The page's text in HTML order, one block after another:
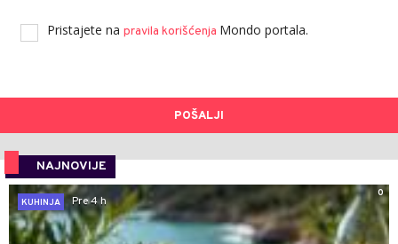
Pristajete na pravila korišćenja Mondo portala.
POŠALJI
NAJNOVIJE
0
KUHINJA
Pre 4 h